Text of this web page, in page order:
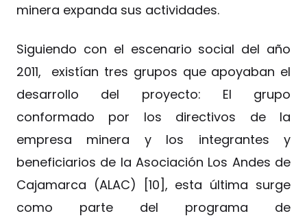
minera expanda sus actividades.
Siguiendo con el escenario social del año
2011, existían tres grupos que apoyaban el
desarrollo del proyecto: El grupo
conformado por los directivos de la
empresa minera y los integrantes y
beneficiarios de la Asociación Los Andes de
Cajamarca (ALAC) [10], esta última surge
como parte del programa de